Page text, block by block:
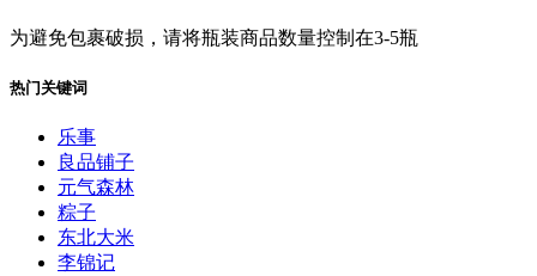
为避免包裹破损，请将瓶装商品数量控制在3-5瓶
热门关键词
乐事
良品铺子
元气森林
粽子
东北大米
李锦记